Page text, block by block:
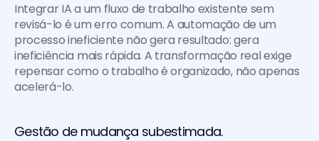
Integrar IA a um fluxo de trabalho existente sem
revisá-lo é um erro comum. A automação de um
processo ineficiente não gera resultado: gera
ineficiência mais rápida. A transformação real exige
repensar como o trabalho é organizado, não apenas
acelerá-lo.
Gestão de mudança subestimada.